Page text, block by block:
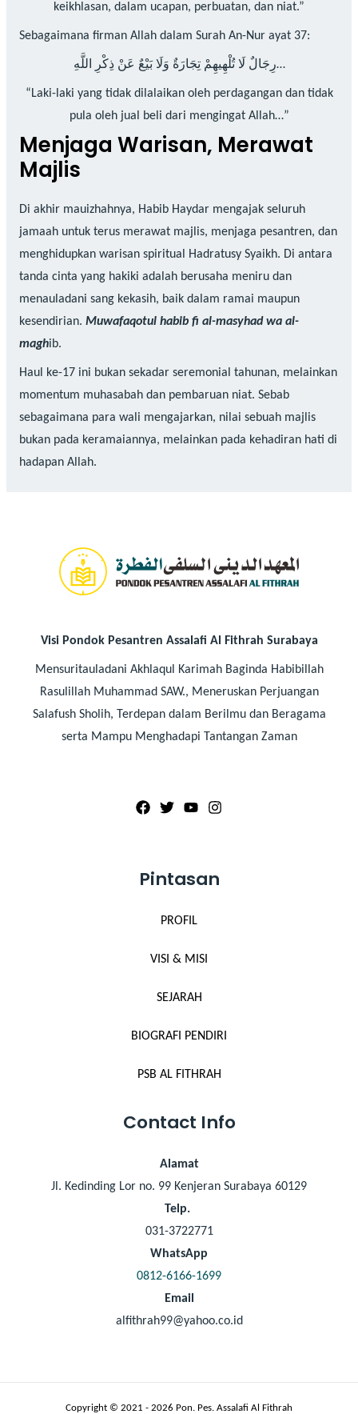
keikhlasan, dalam ucapan, perbuatan, dan niat.”
Sebagaimana firman Allah dalam Surah An-Nur ayat 37:
رِجَالٌ لَا تُلْهِيهِمْ تِجَارَةٌ وَلَا بَيْعٌ عَنْ ذِكْرِ اللَّهِ…
“Laki-laki yang tidak dilalaikan oleh perdagangan dan tidak
pula oleh jual beli dari mengingat Allah…”
Menjaga Warisan, Merawat
Majlis
Di akhir mauizhahnya, Habib Haydar mengajak seluruh
jamaah untuk terus merawat majlis, menjaga pesantren, dan
menghidupkan warisan spiritual Hadratusy Syaikh. Di antara
tanda cinta yang hakiki adalah berusaha meniru dan
menauladani sang kekasih, baik dalam ramai maupun
kesendirian. Muwafaqotul habib fi al-masyhad wa al-
maghib.
Haul ke-17 ini bukan sekadar seremonial tahunan, melainkan
momentum muhasabah dan pembaruan niat. Sebab
sebagaimana para wali mengajarkan, nilai sebuah majlis
bukan pada keramaiannya, melainkan pada kehadiran hati di
hadapan Allah.
Visi Pondok Pesantren Assalafi Al Fithrah Surabaya
Mensuritauladani Akhlaqul Karimah Baginda Habibillah
Rasulillah Muhammad SAW., Meneruskan Perjuangan
Salafush Sholih, Terdepan dalam Berilmu dan Beragama
serta Mampu Menghadapi Tantangan Zaman
Pintasan
PROFIL
VISI & MISI
SEJARAH
BIOGRAFI PENDIRI
PSB AL FITHRAH
Contact Info
Alamat
Jl. Kedinding Lor no. 99 Kenjeran Surabaya 60129
Telp.
031-3722771
WhatsApp
0812-6166-1699
Email
alfithrah99@yahoo.co.id
Copyright © 2021 - 2026 Pon. Pes. Assalafi Al Fithrah